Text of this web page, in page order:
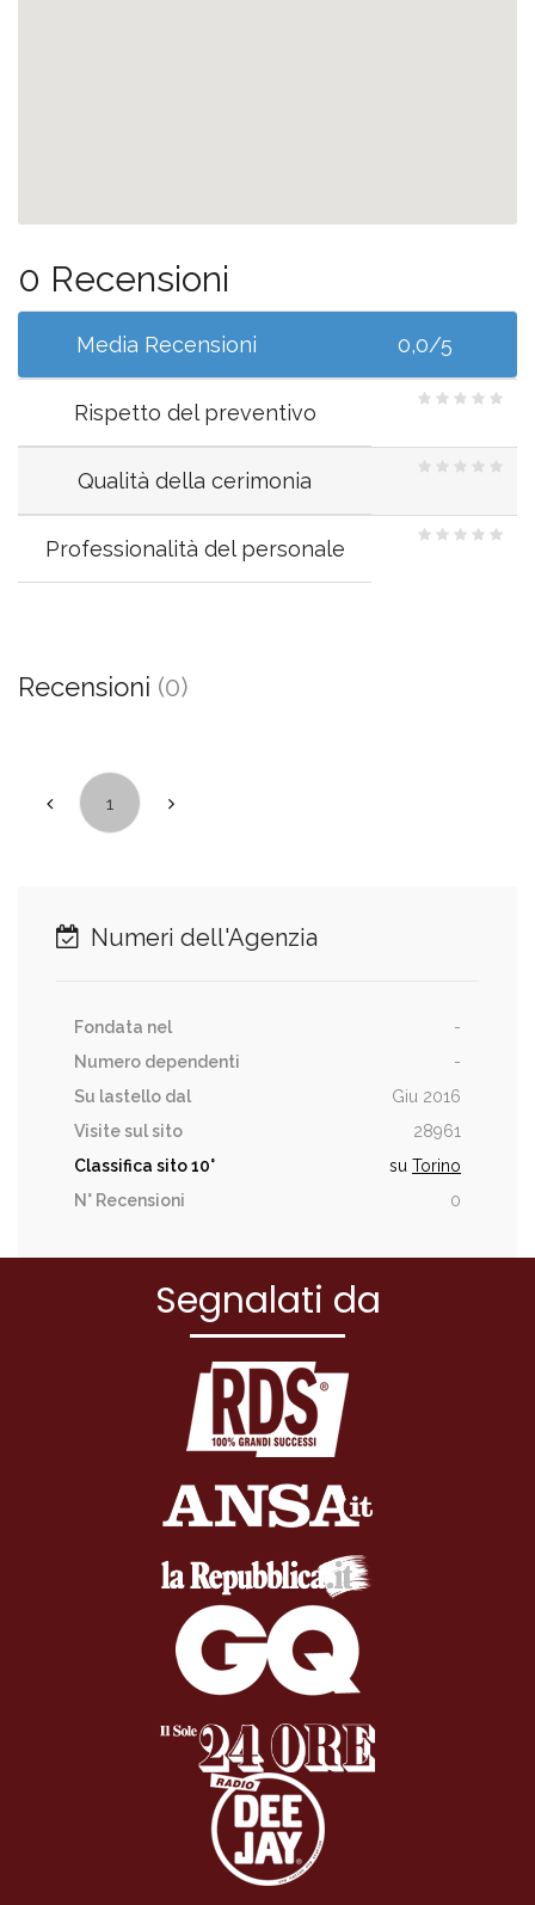
0 Recensioni
Media Recensioni 0,0/5
Rispetto del preventivo
Qualità della cerimonia
Professionalità del personale
Recensioni (0)
1
Numeri dell'Agenzia
Fondata nel
-
Numero dependenti
-
Su lastello dal
Giu 2016
Visite sul sito
28961
Classifica sito10° su Torino
N° Recensioni
0
Segnalati da